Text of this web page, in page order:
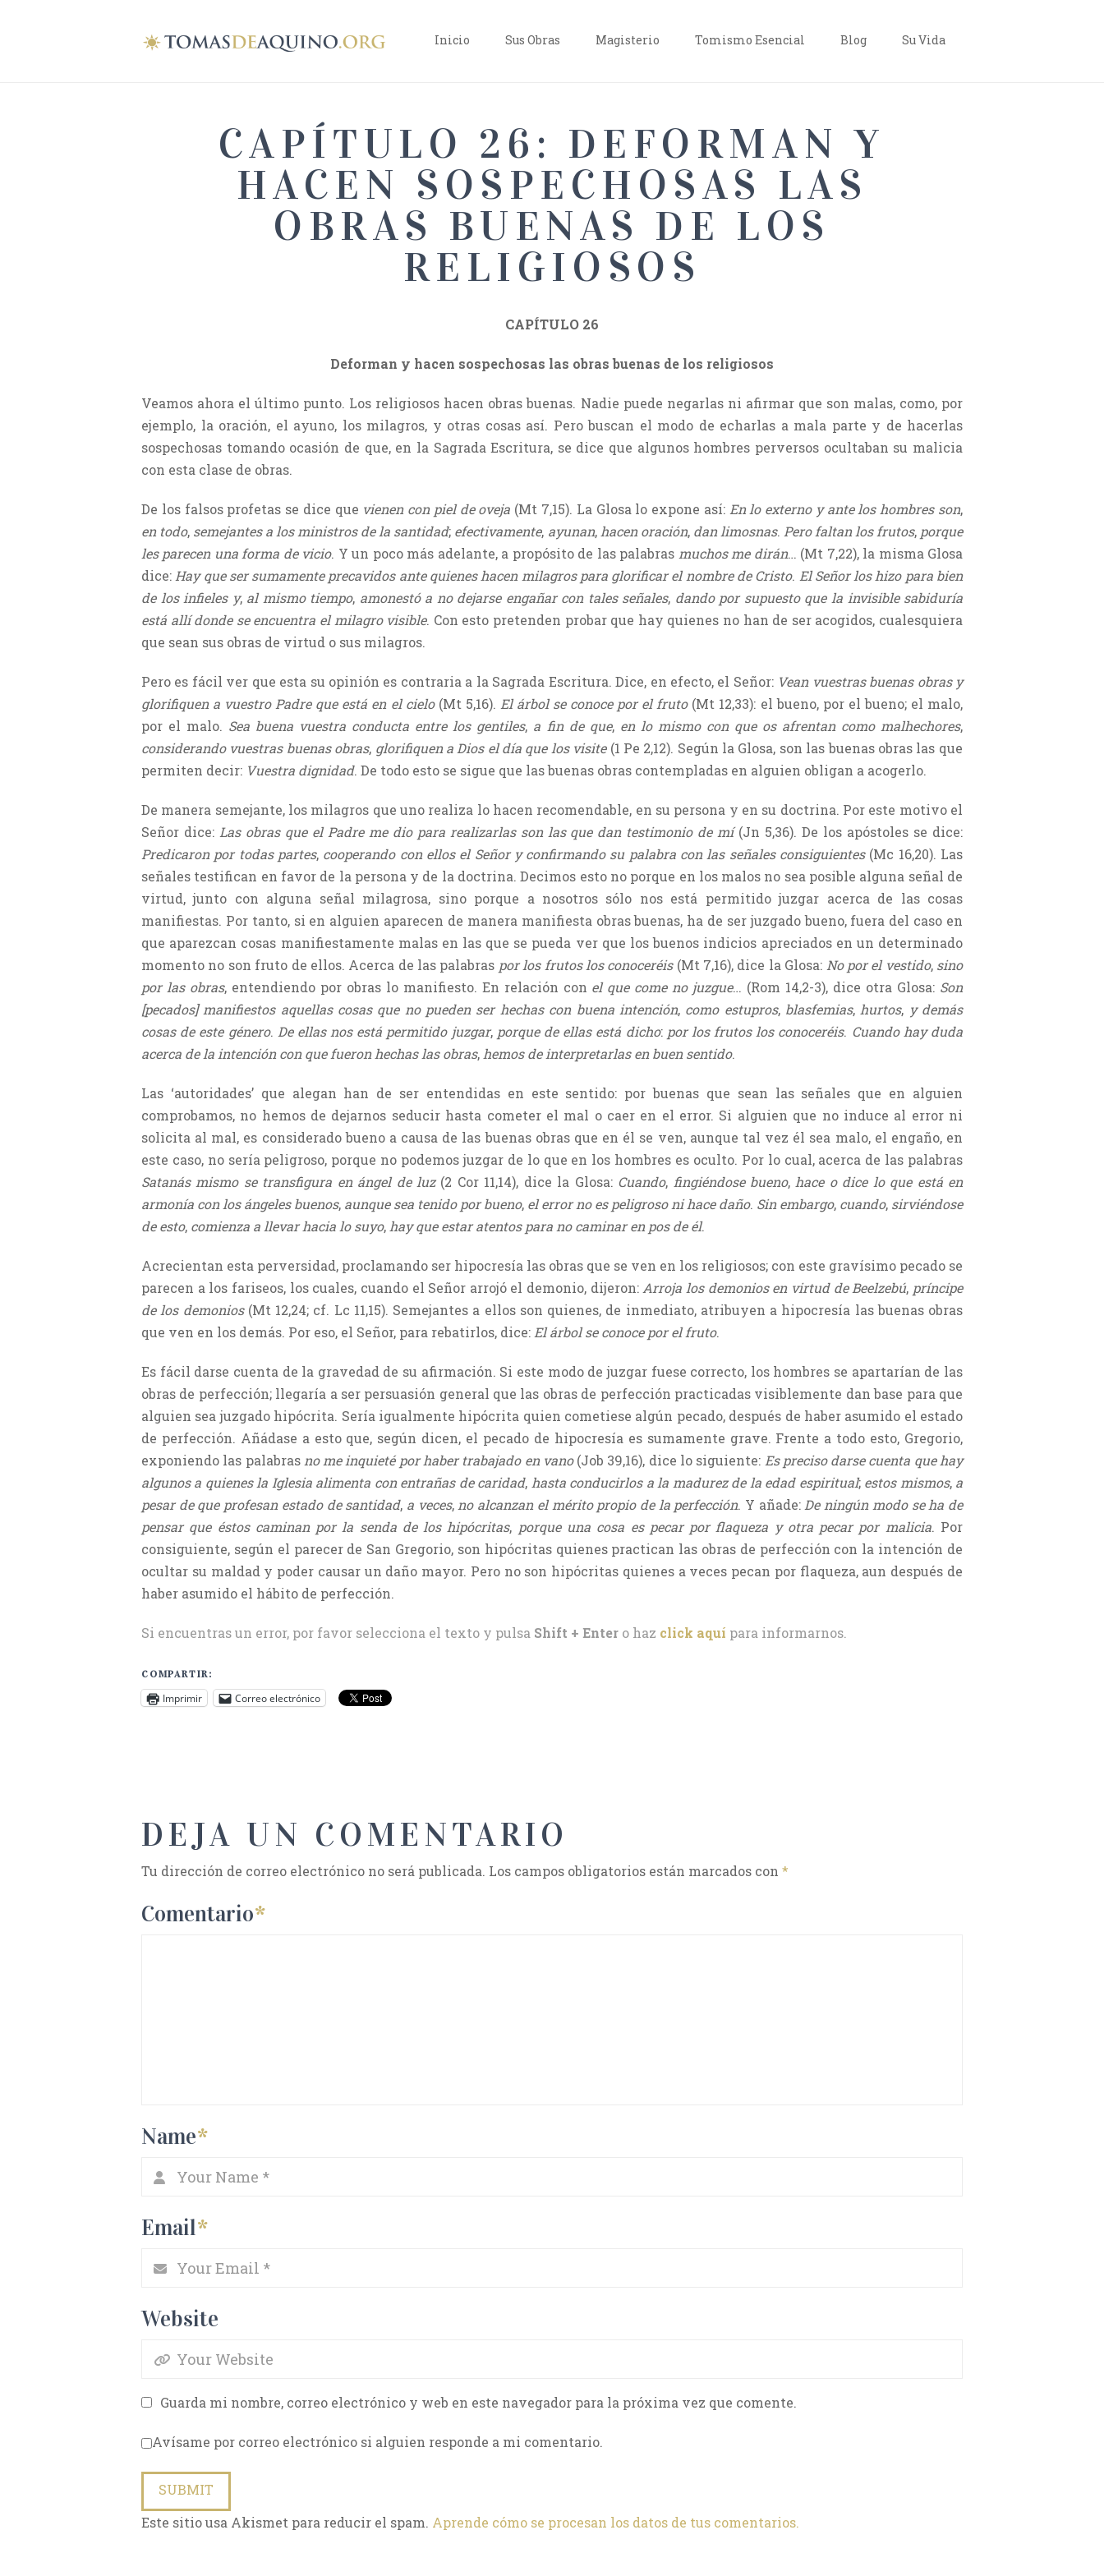
Inicio Sus Obras Magisterio Tomismo Esencial Blog Su Vida
CAPÍTULO 26: DEFORMAN Y
HACEN SOSPECHOSAS LAS
OBRAS BUENAS DE LOS
RELIGIOSOS
CAPÍTULO 26
Deforman y hacen sospechosas las obras buenas de los religiosos
Veamos ahora el último punto. Los religiosos hacen obras buenas. Nadie puede negarlas ni afirmar que son malas, como, por
ejemplo, la oración, el ayuno, los milagros, y otras cosas así. Pero buscan el modo de echarlas a mala parte y de hacerlas
sospechosas tomando ocasión de que, en la Sagrada Escritura, se dice que algunos hombres perversos ocultaban su malicia
con esta clase de obras.
De los falsos profetas se dice que vienen con piel de oveja (Mt 7,15). La Glosa lo expone así: En lo externo y ante los hombres son,
en todo, semejantes a los ministros de la santidad; efectivamente, ayunan,hacen oración,dan limosnas. Pero faltan los frutos,porque
les parecen una forma de vicio. Y un poco más adelante, a propósito de las palabras muchos me dirán… (Mt 7,22), la misma Glosa
dice: Hay que ser sumamente precavidos ante quienes hacen milagros para glorificar el nombre de Cristo. El Señor los hizo para bien
de los infieles y,al mismo tiempo, amonestó a no dejarse engañar con tales señales, dando por supuesto que la invisible sabiduría
está allí donde se encuentra el milagro visible. Con esto pretenden probar que hay quienes no han de ser acogidos, cualesquiera
que sean sus obras de virtud o sus milagros.
Pero es fácil ver que esta su opinión es contraria a la Sagrada Escritura. Dice, en efecto, el Señor: Vean vuestras buenas obras y
glorifiquen a vuestro Padre que está en el cielo (Mt 5,16). El árbol se conoce por el fruto (Mt 12,33): el bueno, por el bueno; el malo,
por el malo. Sea buena vuestra conducta entre los gentiles, a fin de que,en lo mismo con que os afrentan como malhechores,
considerando vuestras buenas obras, glorifiquen a Dios el día que los visite (1 Pe 2,12). Según la Glosa, son las buenas obras las que
permiten decir: Vuestra dignidad. De todo esto se sigue que las buenas obras contempladas en alguien obligan a acogerlo.
De manera semejante, los milagros que uno realiza lo hacen recomendable, en su persona y en su doctrina. Por este motivo el
Señor dice: Las obras que el Padre me dio para realizarlas son las que dan testimonio de mí(Jn 5,36). De los apóstoles se dice:
Predicaron por todas partes,cooperando con ellos el Señor y confirmando su palabra con las señales consiguientes (Mc 16,20). Las
señales testifican en favor de la persona y de la doctrina. Decimos esto no porque en los malos no sea posible alguna señal de
virtud, junto con alguna señal milagrosa, sino porque a nosotros sólo nos está permitido juzgar acerca de las cosas
manifiestas. Por tanto, si en alguien aparecen de manera manifiesta obras buenas, ha de ser juzgado bueno, fuera del caso en
que aparezcan cosas manifiestamente malas en las que se pueda ver que los buenos indicios apreciados en un determinado
momento no son fruto de ellos. Acerca de las palabras por los frutos los conoceréis (Mt 7,16), dice la Glosa: No por el vestido,sino
por las obras, entendiendo por obras lo manifiesto. En relación con el que come no juzgue… (Rom 14,2-3), dice otra Glosa: Son
[pecados] manifiestos aquellas cosas que no pueden ser hechas con buena intención,como estupros,blasfemias,hurtos, y demás
cosas de este género. De ellas nos está permitido juzgar,porque de ellas está dicho:por los frutos los conoceréis. Cuando hay duda
acerca de la intención con que fueron hechas las obras, hemos de interpretarlas en buen sentido.
Las ‘autoridades’ que alegan han de ser entendidas en este sentido: por buenas que sean las señales que en alguien
comprobamos, no hemos de dejarnos seducir hasta cometer el mal o caer en el error. Si alguien que no induce al error ni
solicita al mal, es considerado bueno a causa de las buenas obras que en él se ven, aunque tal vez él sea malo, el engaño, en
este caso, no sería peligroso, porque no podemos juzgar de lo que en los hombres es oculto. Por lo cual, acerca de las palabras
Satanás mismo se transfigura en ángel de luz (2 Cor 11,14), dice la Glosa: Cuando, fingiéndose bueno,hace o dice lo que está en
armonía con los ángeles buenos, aunque sea tenido por bueno, el error no es peligroso ni hace daño. Sin embargo, cuando, sirviéndose
de esto, comienza a llevar hacia lo suyo, hay que estar atentos para no caminar en pos de él.
Acrecientan esta perversidad, proclamando ser hipocresía las obras que se ven en los religiosos; con este gravísimo pecado se
parecen a los fariseos, los cuales, cuando el Señor arrojó el demonio, dijeron: Arroja los demonios en virtud de Beelzebú, príncipe
de los demonios (Mt 12,24; cf. Lc 11,15). Semejantes a ellos son quienes, de inmediato, atribuyen a hipocresía las buenas obras
que ven en los demás. Por eso, el Señor, para rebatirlos, dice: El árbol se conoce por el fruto.
Es fácil darse cuenta de la gravedad de su afirmación. Si este modo de juzgar fuese correcto, los hombres se apartarían de las
obras de perfección; llegaría a ser persuasión general que las obras de perfección practicadas visiblemente dan base para que
alguien sea juzgado hipócrita. Sería igualmente hipócrita quien cometiese algún pecado, después de haber asumido el estado
de perfección. Añádase a esto que, según dicen, el pecado de hipocresía es sumamente grave. Frente a todo esto, Gregorio,
exponiendo las palabras no me inquieté por haber trabajado en vano(Job 39,16), dice lo siguiente: Es preciso darse cuenta que hay
algunos a quienes la Iglesia alimenta con entrañas de caridad, hasta conducirlos a la madurez de la edad espiritual;estos mismos,a
pesar de que profesan estado de santidad, a veces,no alcanzan el mérito propio de la perfección. Y añade: De ningún modo se ha de
pensar que éstos caminan por la senda de los hipócritas, porque una cosa es pecar por flaqueza y otra pecar por malicia. Por
consiguiente, según el parecer de San Gregorio, son hipócritas quienes practican las obras de perfección con la intención de
ocultar su maldad y poder causar un daño mayor. Pero no son hipócritas quienes a veces pecan por flaqueza, aun después de
haber asumido el hábito de perfección.
Si encuentras un error, por favor selecciona el texto y pulsa Shift + Enter o haz click aquí para informarnos.
COMPARTIR:
Imprimir Correo electrónico
DEJA UN COMENTARIO
Tu dirección de correo electrónico no será publicada. Los campos obligatorios están marcados con *
Comentario*
Name*
Email*
Website
Guarda mi nombre, correo electrónico y web en este navegador para la próxima vez que comente.
Avísame por correo electrónico si alguien responde a mi comentario.
Este sitio usa Akismet para reducir el spam. Aprende cómo se procesan los datos de tus comentarios.